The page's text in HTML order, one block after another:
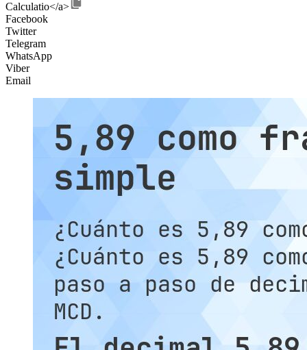
Calculatio</a>
Facebook
Twitter
Telegram
WhatsApp
Viber
Email